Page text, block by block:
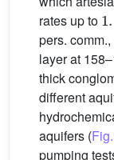
rates up to
1.
pers.
layer at
thick
different
aquifers (
pumping